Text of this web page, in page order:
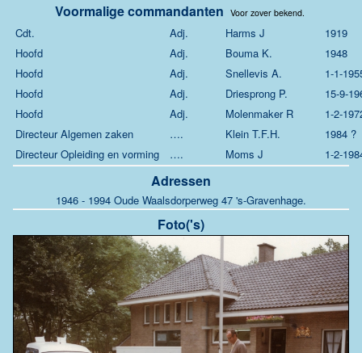
Voormalige commandanten Voor zover bekend.
Cdt. Adj. Harms J
1919
Hoofd
Adj. Bouma K.
1948
Hoofd
Adj. Snellevis A.
1-1-
Hoofd
Adj. Driesprong P.
15-9-
Hoofd
Adj. Molenmaker R
1-2-
Directeur Algemen zaken
…. Klein T.F.H.
1984 ?
Directeur Opleiding en vorming
…. Moms J 1-2-
Adressen
1946 - 1994 Oude Waalsdorperweg 47 's-Gravenhage.
Foto('s)